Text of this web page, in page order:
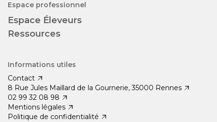
Espace professionnel
Espace Éleveurs
Ressources
Informations utiles
Contact
8 Rue Jules Maillard de la Gournerie, 35000 Rennes
02 99 32 08 98
Mentions légales
Politique de confidentialité